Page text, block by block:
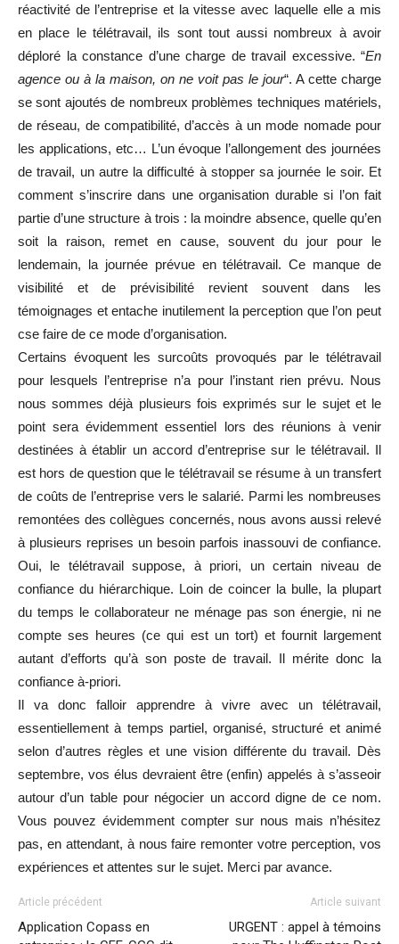
réactivité de l’entreprise et la vitesse avec laquelle elle a mis
en place le télétravail, ils sont tout aussi nombreux à avoir
déploré la constance d’une charge de travail excessive. “En
agence ou à la maison, on ne voit pas le jour“. A cette charge
se sont ajoutés de nombreux problèmes techniques matériels,
de réseau, de compatibilité, d’accès à un mode nomade pour
les applications, etc… L’un évoque l’allongement des journées
de travail, un autre la difficulté à stopper sa journée le soir. Et
comment s’inscrire dans une organisation durable si l’on fait
partie d’une structure à trois : la moindre absence, quelle qu’en
soit la raison, remet en cause, souvent du jour pour le
lendemain, la journée prévue en télétravail. Ce manque de
visibilité et de prévisibilité revient souvent dans les
témoignages et entache inutilement la perception que l’on peut
cse faire de ce mode d’organisation.
Certains évoquent les surcoûts provoqués par le télétravail
pour lesquels l’entreprise n’a pour l’instant rien prévu. Nous
nous sommes déjà plusieurs fois exprimés sur le sujet et le
point sera évidemment essentiel lors des réunions à venir
destinées à établir un accord d’entreprise sur le télétravail. Il
est hors de question que le télétravail se résume à un transfert
de coûts de l’entreprise vers le salarié. Parmi les nombreuses
remontées des collègues concernés, nous avons aussi relevé
à plusieurs reprises un besoin parfois inassouvi de confiance.
Oui, le télétravail suppose, à priori, un certain niveau de
confiance du hiérarchique. Loin de coincer la bulle, la plupart
du temps le collaborateur ne ménage pas son énergie, ni ne
compte ses heures (ce qui est un tort) et fournit largement
autant d’efforts qu’à son poste de travail. Il mérite donc la
confiance à-priori.
Il va donc falloir apprendre à vivre avec un télétravail,
essentiellement à temps partiel, organisé, structuré et animé
selon d’autres règles et une vision différente du travail. Dès
septembre, vos élus devraient être (enfin) appelés à s’asseoir
autour d’un table pour négocier un accord digne de ce nom.
Vous pouvez évidemment compter sur nous mais n’hésitez
pas, en attendant, à nous faire remonter votre perception, vos
expériences et attentes sur le sujet. Merci par avance.
Article précédent
Application Copass en
Article suivant
URGENT : appel à témoins